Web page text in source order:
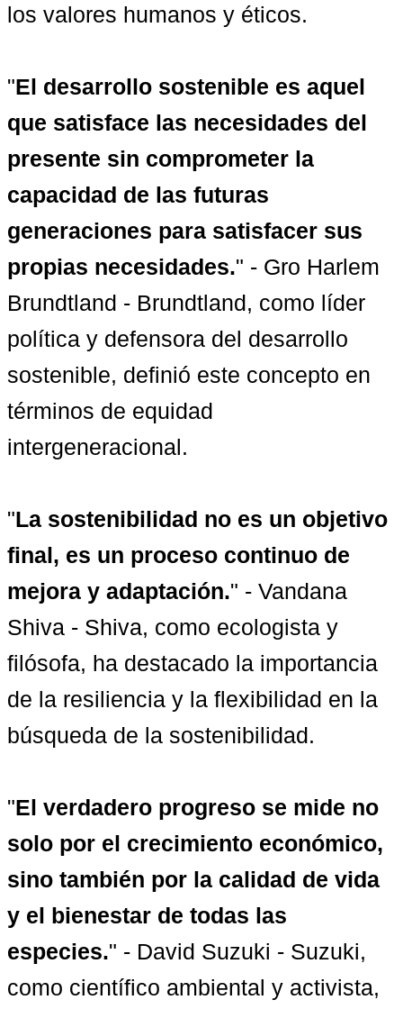
los valores humanos y éticos.
"El desarrollo sostenible es aquel
que satisface las necesidades del
presente sin comprometer la
capacidad de las futuras
generaciones para satisfacer sus
propias necesidades." - Gro Harlem
Brundtland - Brundtland, como líder
política y defensora del desarrollo
sostenible, definió este concepto en
términos de equidad
intergeneracional.
"La sostenibilidad no es un objetivo
final, es un proceso continuo de
mejora y adaptación." - Vandana
Shiva - Shiva, como ecologista y
filósofa, ha destacado la importancia
de la resiliencia y la flexibilidad en la
búsqueda de la sostenibilidad.
"El verdadero progreso se mide no
solo por el crecimiento económico,
sino también por la calidad de vida
y el bienestar de todas las
especies." - David Suzuki - Suzuki,
como científico ambiental y activista,